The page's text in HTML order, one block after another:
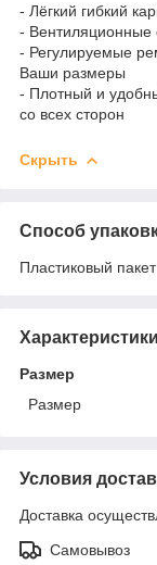
- Лёгкий гибкий
- Вентиляционные
- Регулируемые
Ваши размеры
- Плотный и
со всех сторон
Скрыть
Способ
Пластиковый пакет
Характеристики
Размер
Размер
Условия
Доставка
Самовывоз